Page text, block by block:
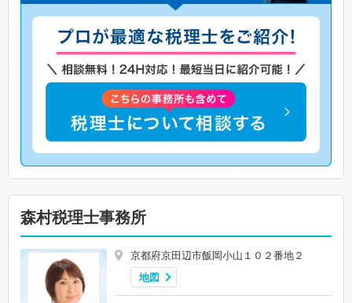
森村税理士事務所
京都府京田辺市飯岡小山１０２番地２
地図